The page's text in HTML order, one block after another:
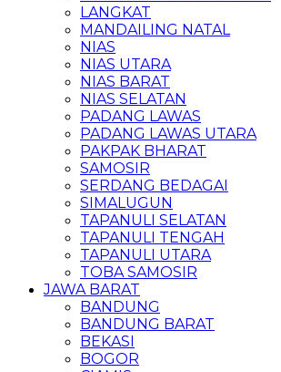
LANGKAT
MANDAILING NATAL
NIAS
NIAS UTARA
NIAS BARAT
NIAS SELATAN
PADANG LAWAS
PADANG LAWAS UTARA
PAKPAK BHARAT
SAMOSIR
SERDANG BEDAGAI
SIMALUGUN
TAPANULI SELATAN
TAPANULI TENGAH
TAPANULI UTARA
TOBA SAMOSIR
JAWA BARAT
BANDUNG
BANDUNG BARAT
BEKASI
BOGOR